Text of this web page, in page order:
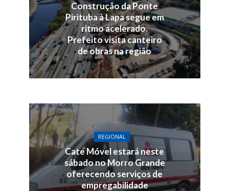
Construção da Ponte
Pirituba à Lapa segue em
ritmo acelerado.
Prefeito visita canteiro
de obras na região
REGIONAL
Cate Móvel estará neste
sábado no Morro Grande
oferecendo serviços de
empregabilidade